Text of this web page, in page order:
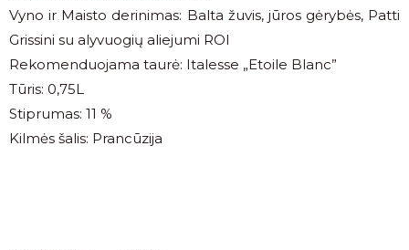
Vyno ir Maisto derinimas: Balta žuvis, jūros gėrybės, Patti
Grissini su alyvuogių aliejumi ROI
Rekomenduojama taurė: Italesse „Etoile Blanc”
Tūris: 0,75L
Stiprumas: 11 %
Kilmės šalis: Prancūzija